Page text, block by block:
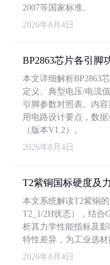
2007等国家标准。
2026年8月4日
BP2863芯片各引脚
本文详细解析BP2863
定义、典型电压/电流
引脚参数对照表。内
用电路设计要点，数
（版本V1.2）。
2026年8月4日
T2紫铜国标硬度及
本文系统解读T2紫铜
T2_1/2H状态），结合
析其力学性能指标及
特性差异，为工业选材
2026年8月4日